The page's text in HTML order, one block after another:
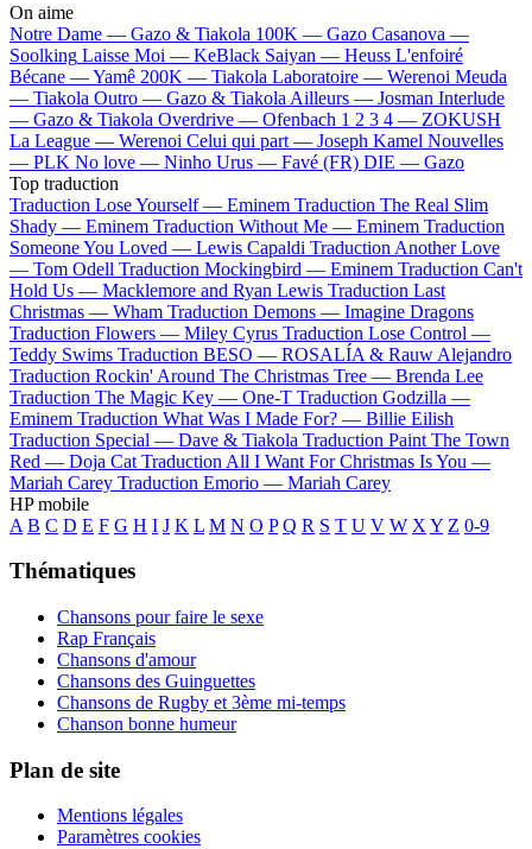
On aime
Notre Dame — Gazo & Tiakola 100K — Gazo Casanova —
Soolking Laisse Moi — KeBlack Saiyan — Heuss L'enfoiré
Bécane —Yamê 200K — Tiakola Laboratoire — Werenoi Meuda
— Tiakola Outro — Gazo & Tiakola Ailleurs — Josman Interlude
— Gazo & Tiakola Overdrive — Ofenbach 1 2 3 4 — ZOKUSH
La League — Werenoi Celui qui part — Joseph Kamel Nouvelles
— PLK No love — Ninho Urus — Favé (FR) DIE — Gazo
Top traduction
Traduction Lose Yourself — Eminem Traduction The Real Slim
Shady — Eminem Traduction Without Me — Eminem Traduction
Someone You Loved — Lewis Capaldi Traduction Another Love
— Tom Odell Traduction Mockingbird — Eminem Traduction Can't
Hold Us — Macklemore and Ryan Lewis Traduction Last
Christmas — Wham Traduction Demons — Imagine Dragons
Traduction Flowers — Miley Cyrus Traduction Lose Control —
Teddy Swims Traduction BESO — ROSALÍA & Rauw Alejandro
Traduction Rockin' Around The Christmas Tree — Brenda Lee
Traduction The Magic Key — One-T Traduction Godzilla —
Eminem Traduction What Was I Made For? — Billie Eilish
Traduction Special — Dave & Tiakola Traduction Paint The Town
Red — Doja Cat Traduction All I Want For Christmas Is You —
Mariah Carey Traduction Emorio — Mariah Carey
HP mobile
A B C D E F G H I J K L M N O P Q R S T U V W X Y Z 0-9
Thématiques
Chansons pour faire le sexe
Rap Français
Chansons d'amour
Chansons des Guinguettes
Chansons de Rugby et 3ème mi-temps
Chanson bonne humeur
Plan de site
Mentions légales
Paramètres cookies